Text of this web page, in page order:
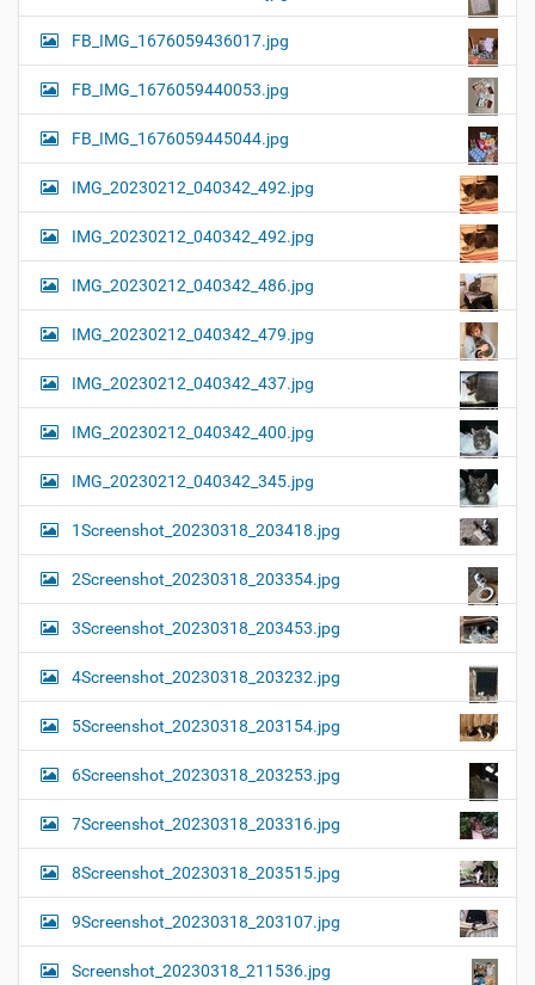
FB_IMG_1676059436017.jpg
FB_IMG_1676059440053.jpg
FB_IMG_1676059445044.jpg
IMG_20230212_040342_492.jpg
IMG_20230212_040342_492.jpg
IMG_20230212_040342_486.jpg
IMG_20230212_040342_479.jpg
IMG_20230212_040342_437.jpg
IMG_20230212_040342_400.jpg
IMG_20230212_040342_345.jpg
1Screenshot_20230318_203418.jpg
2Screenshot_20230318_203354.jpg
3Screenshot_20230318_203453.jpg
4Screenshot_20230318_203232.jpg
5Screenshot_20230318_203154.jpg
6Screenshot_20230318_203253.jpg
7Screenshot_20230318_203316.jpg
8Screenshot_20230318_203515.jpg
9Screenshot_20230318_203107.jpg
Screenshot_20230318_211536.jpg